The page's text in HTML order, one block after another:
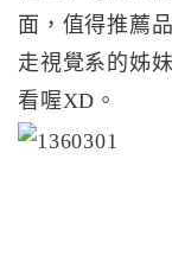
面，值得推薦
走視覺系的姊
看喔XD。